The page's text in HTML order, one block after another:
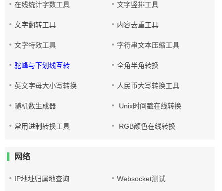
在线统计字数工具 文字竖排工具
文字翻转工具 内容去重工具
文字特效工具 字符串文本压缩工具
驼峰与下划线互转 全角半角转换
英文字母大小写转换 人民币大写转换工具
随机数生成器 Unix时间戳在线转换
常用进制转换工具 RGB颜色在线转换
网络
IP地址归属地查询 Websocket测试